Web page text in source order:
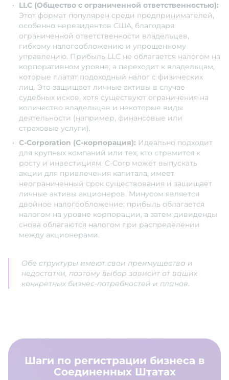
LLC (Общество с ограниченной ответственностью):
Этот формат популярен среди предпринимателей,
особенно нерезидентов США, благодаря
ограниченной ответственности владельцев,
гибкому налогообложению и упрощенному
управлению. Прибыль LLC не облагается налогом на
корпоративном уровне, а переходит к владельцам,
которые платят подоходный налог с физических
лиц. Это защищает личные активы в случае
судебных исков, хотя существуют ограничения на
количество владельцев и некоторые виды
деятельности (например, финансовые или
страховые услуги).
C-Corporation (C-корпорация): Идеально подходит
для крупных компаний или тех, кто стремится к
росту и инвестициям. C-Corp может выпускать
акции для привлечения капитала, имеет
неограниченный срок существования и защищает
личные активы акционеров. Минусом является
двойное налогообложение: прибыль облагается
налогом на уровне корпорации, а затем дивиденды
снова облагаются налогом при распределении
между акционерами.
Обе структуры имеют свои преимущества и
недостатки, поэтому выбор зависит от ваших
конкретных бизнес-потребностей и планов.
Шаги по регистрации бизнеса в
Соединенных Штатах